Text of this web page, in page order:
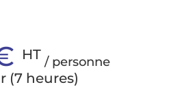
HT / personne
(7 heures)